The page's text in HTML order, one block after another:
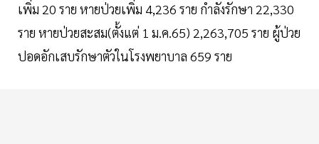
เพิ่ม 20 ราย หายป่วยเพิ่ม 4,236 ราย กำลังรักษา 22,330
ราย หายป่วยสะสม(ตั้งแต่ 1 ม.ค.65) 2,263,705 ราย ผู้ป่วย
ปอดอักเสบรักษาตัวในโรงพยาบาล 659 ราย